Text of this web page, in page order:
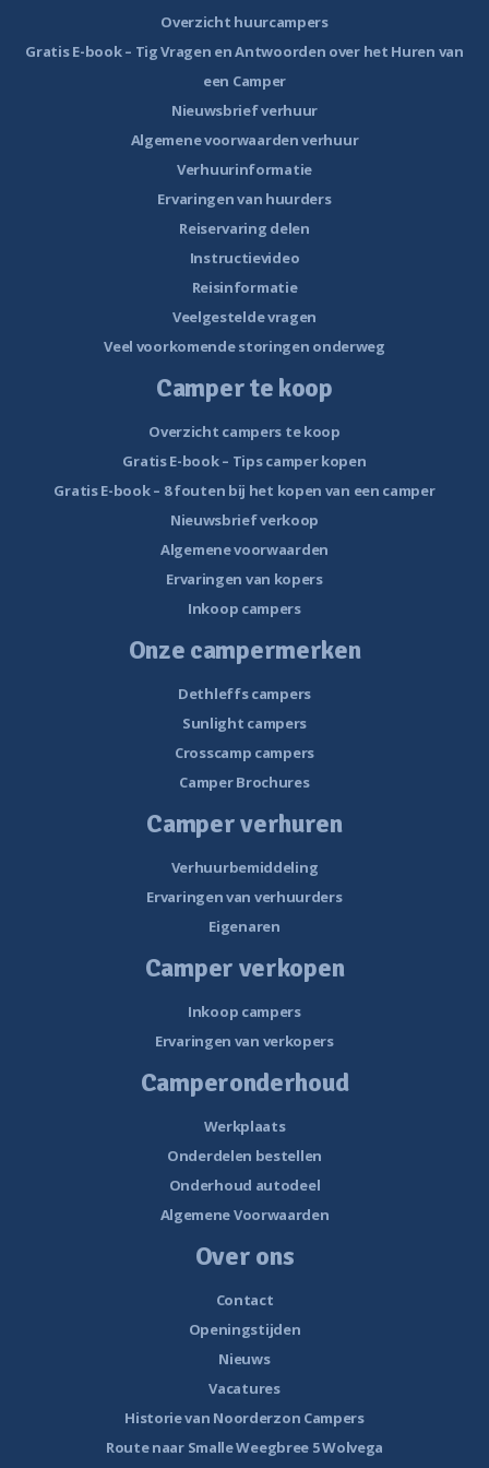
Overzicht huurcampers
Gratis E-book – Tig Vragen en Antwoorden over het Huren van
een Camper
Nieuwsbrief verhuur
Algemene voorwaarden verhuur
Verhuurinformatie
Ervaringen van huurders
Reiservaring delen
Instructievideo
Reisinformatie
Veelgestelde vragen
Veel voorkomende storingen onderweg
Camper te koop
Overzicht campers te koop
Gratis E-book – Tips camper kopen
Gratis E-book – 8 fouten bij het kopen van een camper
Nieuwsbrief verkoop
Algemene voorwaarden
Ervaringen van kopers
Inkoop campers
Onze campermerken
Dethleffs campers
Sunlight campers
Crosscamp campers
Camper Brochures
Camper verhuren
Verhuurbemiddeling
Ervaringen van verhuurders
Eigenaren
Camper verkopen
Inkoop campers
Ervaringen van verkopers
Camperonderhoud
Werkplaats
Onderdelen bestellen
Onderhoud autodeel
Algemene Voorwaarden
Over ons
Contact
Openingstijden
Nieuws
Vacatures
Historie van Noorderzon Campers
Route naar Smalle Weegbree 5 Wolvega